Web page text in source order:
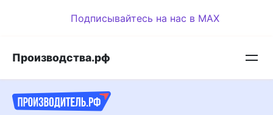
Подписывайтесь на нас в MAX
Производства.рф